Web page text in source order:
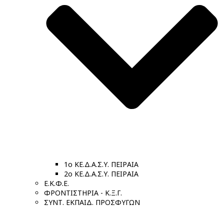
1ο ΚΕ.Δ.Α.Σ.Υ. ΠΕΙΡΑΙΑ
2ο ΚΕ.Δ.Α.Σ.Υ. ΠΕΙΡΑΙΑ
Ε.Κ.Φ.Ε.
ΦΡΟΝΤΙΣΤΗΡΙΑ - Κ.Ξ.Γ.
ΣΥΝΤ. ΕΚΠΑΙΔ. ΠΡΟΣΦΥΓΩΝ